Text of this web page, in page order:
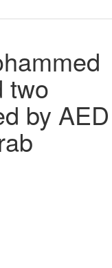
two
by AED